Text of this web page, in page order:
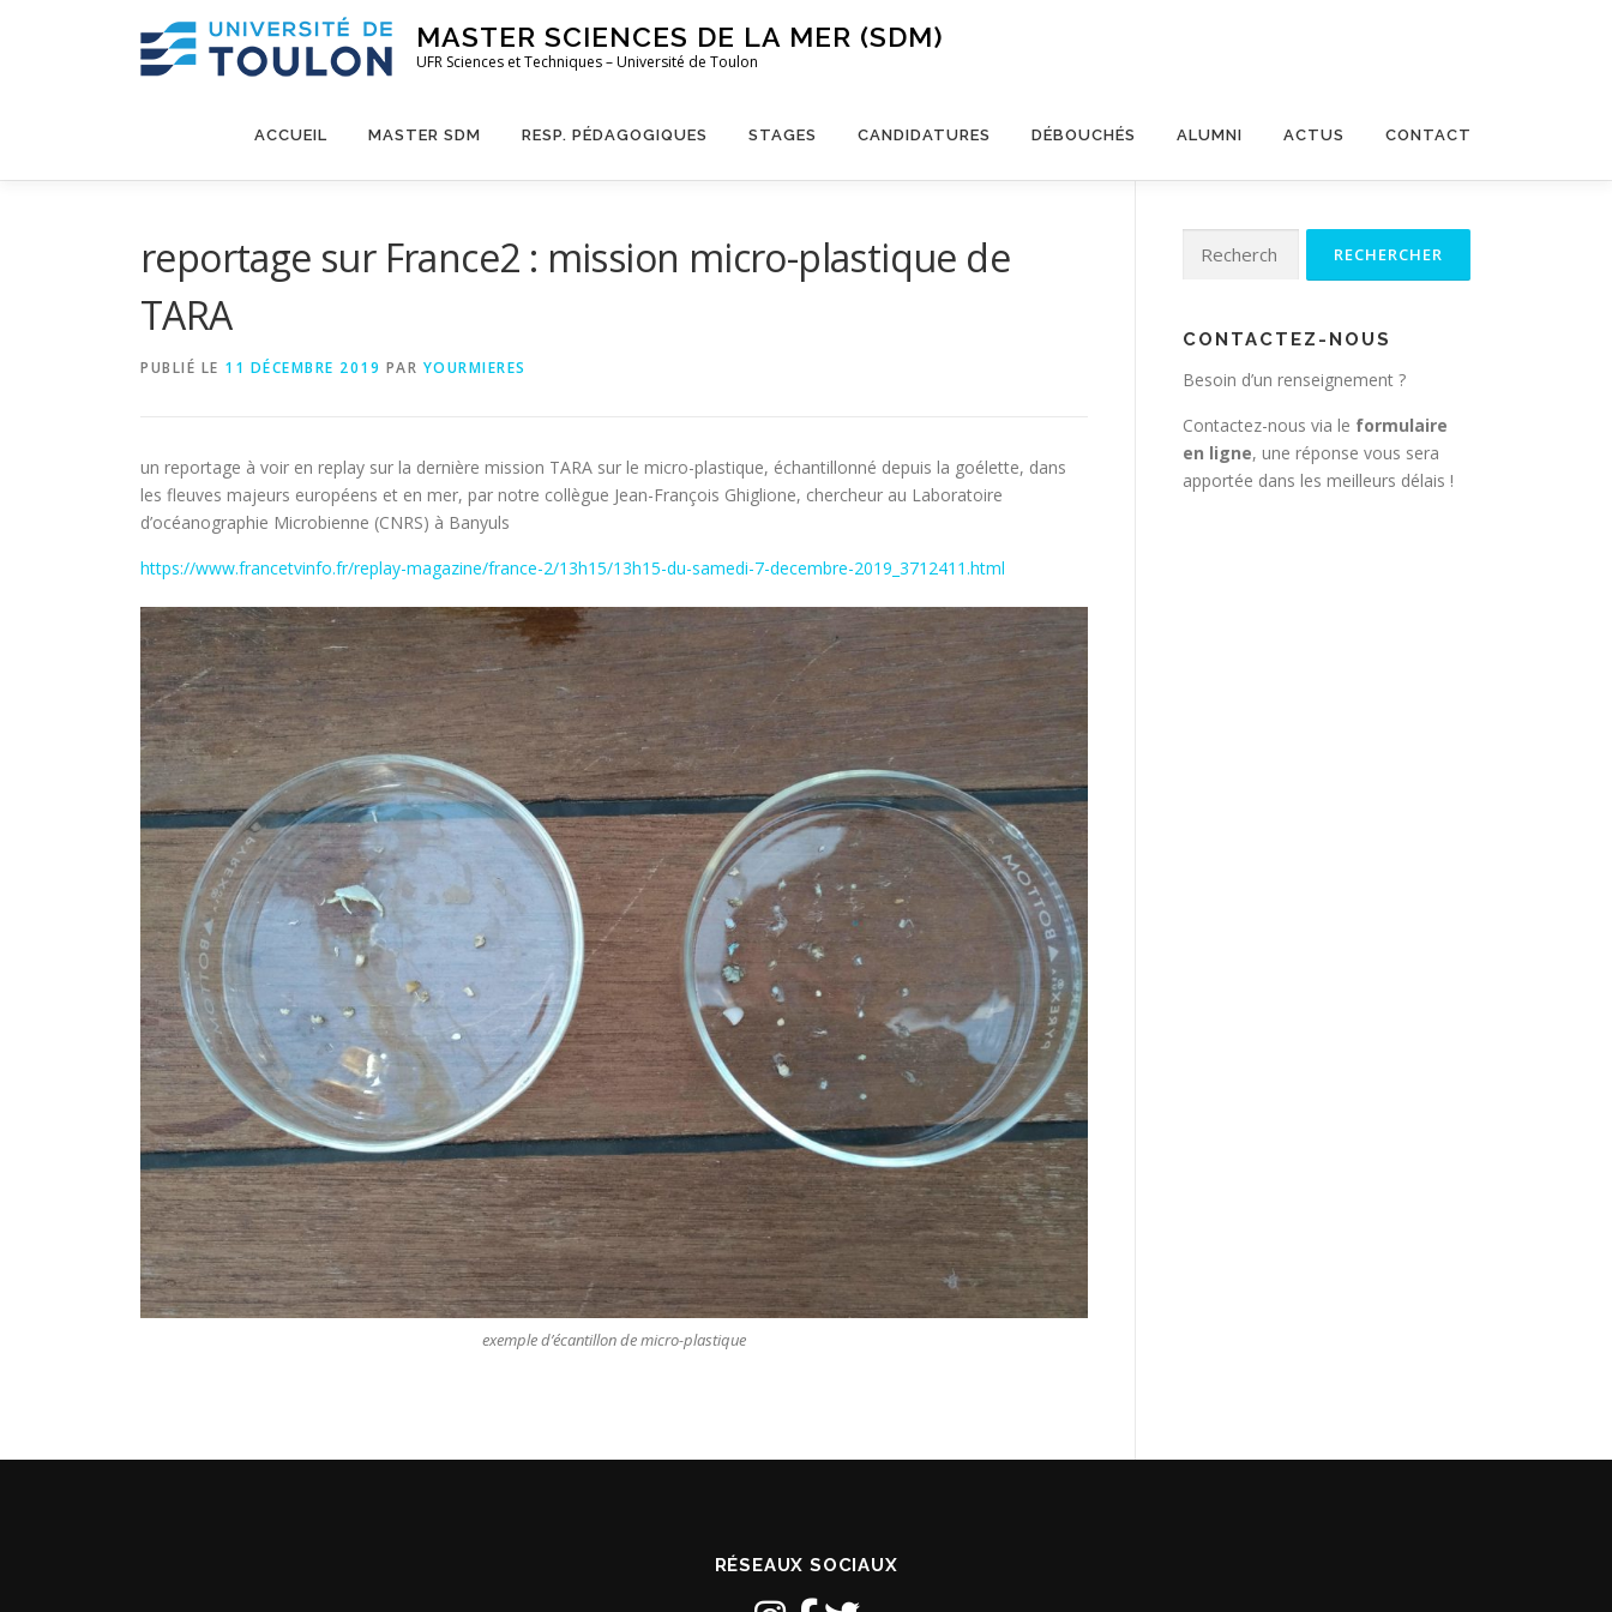
MASTER SCIENCES DE LA MER (SDM)
UFR Sciences et Techniques – Université de Toulon
ACCUEIL MASTER SDM RESP. PÉDAGOGIQUES STAGES CANDIDATURES DÉBOUCHÉS ALUMNI ACTUS CONTACT
reportage sur France2 : mission micro-plastique de
TARA
PUBLIÉ LE 11 DÉCEMBRE 2019 PAR YOURMIERES
un reportage à voir en replay sur la dernière mission TARA sur le micro-plastique, échantillonné depuis la goélette, dans
les fleuves majeurs européens et en mer, par notre collègue Jean-François Ghiglione, chercheur au Laboratoire
d’océanographie Microbienne (CNRS) à Banyuls
https://www.francetvinfo.fr/replay-magazine/france-2/13h15/13h15-du-samedi-7-decembre-2019_3712411.html
exemple d’écantillon de micro-plastique
CONTACTEZ-NOUS
Besoin d’un renseignement ?
Contactez-nous via le formulaire
en ligne, une réponse vous sera
apportée dans les meilleurs délais !
RÉSEAUX SOCIAUX